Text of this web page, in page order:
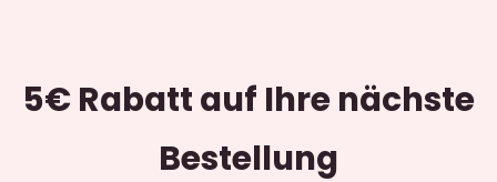
5€ Rabattauf Ihre nächste
Bestellung